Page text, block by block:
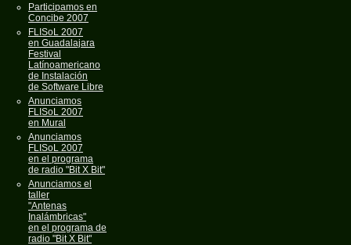
Participamos en
Concibe 2007
FLISoL 2007
en Guadalajara
Festival
Latínoamericano
de Instalación
de Software Libre
Anunciamos
FLISoL 2007
en Mural
Anunciamos
FLISoL 2007
en el programa
de radio "Bit X Bit"
Anunciamos el
taller
"Antenas
Inalámbricas"
en el programa de
radio "Bit X Bit"